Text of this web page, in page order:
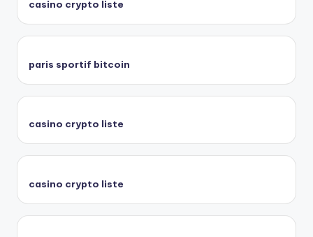
casino crypto liste
paris sportif bitcoin
casino crypto liste
casino crypto liste